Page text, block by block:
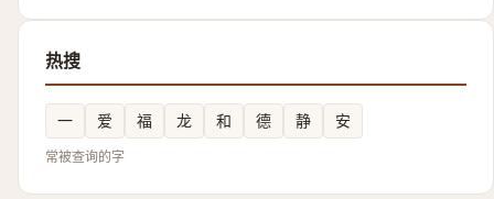
热搜
一 爱 福 龙 和 德 静 安
常被查询的字